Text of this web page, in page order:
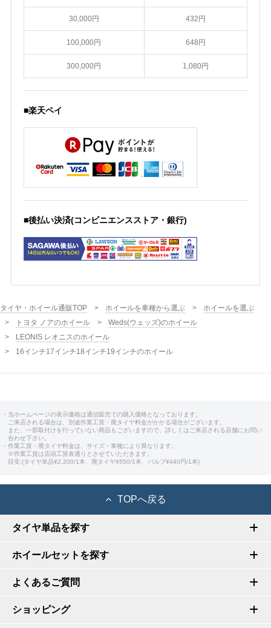
30,000円 432円
100,000円 648円
300,000円 1,080円
■楽天ペイ
■後払い決済(コンビニエンスストア・銀行)
タイヤ・ホイール通販TOP ホイールを車種から選ぶ
ホイールを選ぶ
トヨタ ノアのホイール
Weds(ウェッズ)のホイール
LEONIS レオニスのホイール
16インチ17インチ18インチ19インチのホイール
・当ホームページの表示価格は通信販売での購入価格となっております。
ご来店される場合は、別途作業工賃・廃タイヤ料金がかかる場合がございます。
また、一部取付けを行っていない商品もございますので、詳しくはご来店される店舗にお問い
合わせ下さい。
・作業工賃・廃タイヤ料金は、サイズ・車種により異なります。
※作業工賃は店頭工賃表通りとさせていただきます。
目安:(タイヤ単品¥2,200/1本、廃タイヤ¥550/1本、バルブ¥440円/1本)
TOPへ戻る
タイヤ単品を探す
ホイールセットを探す
よくあるご質問
ショッピング